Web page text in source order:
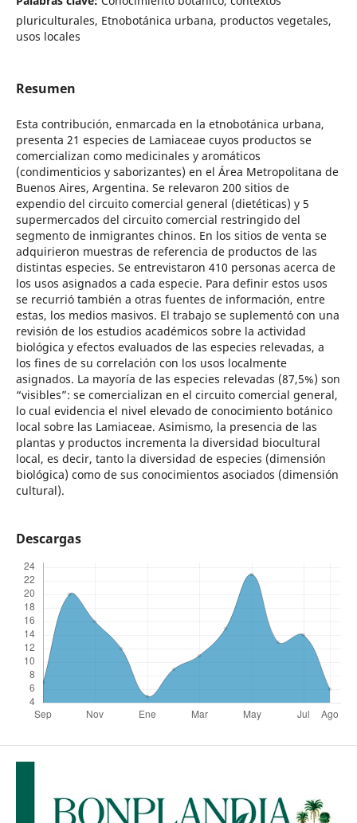
pluriculturales, Etnobotánica urbana, productos vegetales,
usos locales
Resumen
Esta contribución, enmarcada en la etnobotánica urbana,
presenta 21 especies de Lamiaceae cuyos productos se
comercializan como medicinales y aromáticos
(condimenticios y saborizantes) en el Área Metropolitana de
Buenos Aires, Argentina. Se relevaron 200 sitios de
expendio del circuito comercial general (dietéticas) y 5
supermercados del circuito comercial restringido del
segmento de inmigrantes chinos. En los sitios de venta se
adquirieron muestras de referencia de productos de las
distintas especies. Se entrevistaron 410 personas acerca de
los usos asignados a cada especie. Para definir estos usos
se recurrió también a otras fuentes de información, entre
estas, los medios masivos. El trabajo se suplementó con una
revisión de los estudios académicos sobre la actividad
biológica y efectos evaluados de las especies relevadas, a
los fines de su correlación con los usos localmente
asignados. La mayoría de las especies relevadas (87,5%) son
“visibles”: se comercializan en el circuito comercial general,
lo cual evidencia el nivel elevado de conocimiento botánico
local sobre las Lamiaceae. Asimismo, la presencia de las
plantas y productos incrementa la diversidad biocultural
local, es decir, tanto la diversidad de especies (dimensión
biológica) como de sus conocimientos asociados (dimensión
cultural).
Descargas